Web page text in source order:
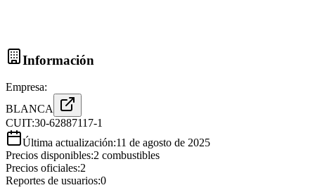
Información
Empresa:
BLANCA
CUIT:30-62887117-1
Última actualización:11 de agosto de 2025
Precios disponibles:2 combustibles
Precios oficiales:2
Reportes de usuarios:0